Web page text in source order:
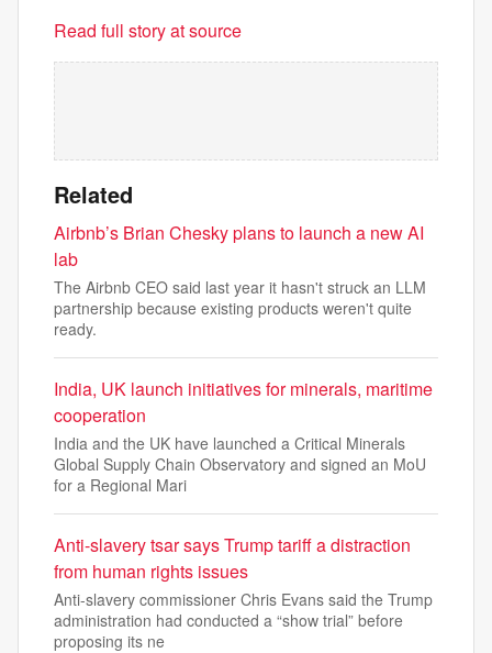
Read full story at source
Related
Airbnb’s Brian Chesky plans to launch a new AI
lab
The Airbnb CEO said last year it hasn't struck an LLM
partnership because existing products weren't quite
ready.
India, UK launch initiatives for minerals, maritime
cooperation
India and the UK have launched a Critical Minerals
Global Supply Chain Observatory and signed an MoU
for a Regional Mari
Anti-slavery tsar says Trump tariff a distraction
from human rights issues
Anti-slavery commissioner Chris Evans said the Trump
administration had conducted a “show trial” before
proposing its ne